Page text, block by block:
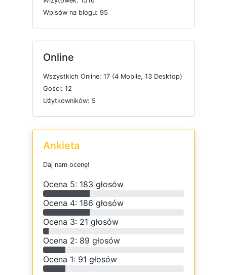
Wpisów na blogu: 95
Online
Wszystkich Online: 17 (4 Mobile, 13 Desktop)
Gości: 12
Użytkowników: 5
Ankieta
Daj nam ocenę!
Ocena 5: 183 głosów
Ocena 4: 186 głosów
Ocena 3: 21 głosów
Ocena 2: 89 głosów
Ocena 1: 91 głosów